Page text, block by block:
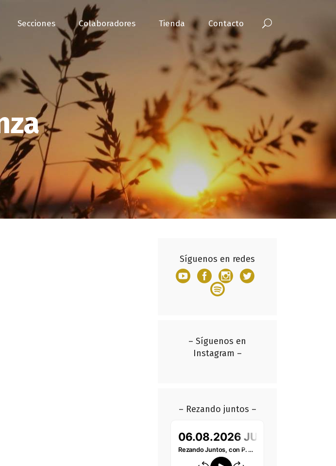
Secciones Colaboradores Tienda Contacto
Síguenos en redes
– Síguenos en
Instagram –
– Rezando juntos –